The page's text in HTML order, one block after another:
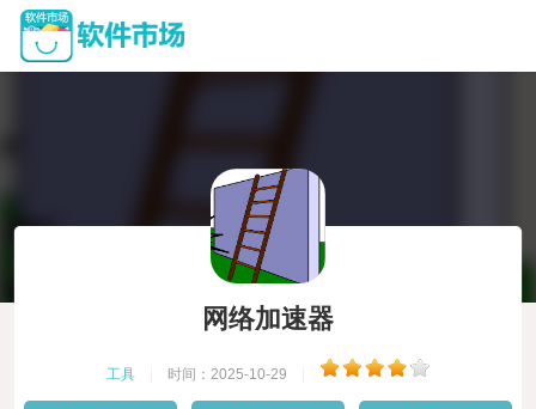
网络加速器
工具 时间：2025-10-29